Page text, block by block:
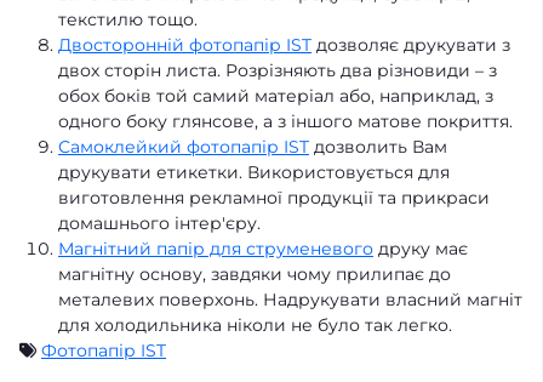
текстилю тощо.
Двосторонній фотопапір IST дозволяє друкувати з
двох сторін листа. Розрізняють два різновиди – з
обох боків той самий матеріал або, наприклад, з
одного боку глянсове, а з іншого матове покриття.
Самоклейкий фотопапір IST дозволить Вам
друкувати етикетки. Використовується для
виготовлення рекламної продукції та прикраси
домашнього інтер'єру.
Магнітний папір для струменевого друку має
магнітну основу, завдяки чому прилипає до
металевих поверхонь. Надрукувати власний магніт
для холодильника ніколи не було так легко.
Фотопапір IST